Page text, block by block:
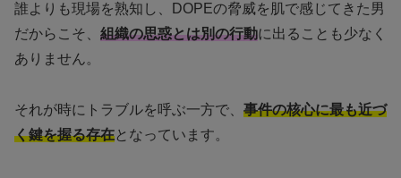
誰よりも現場を熟知し、DOPEの脅威を肌で感じてきた男
だからこそ、 組織の思惑とは別の行動に出ることも少なく
ありません。
それが時にトラブルを呼ぶ一方で、 事件の核心に最も近づ
く鍵を握る存在となっています。